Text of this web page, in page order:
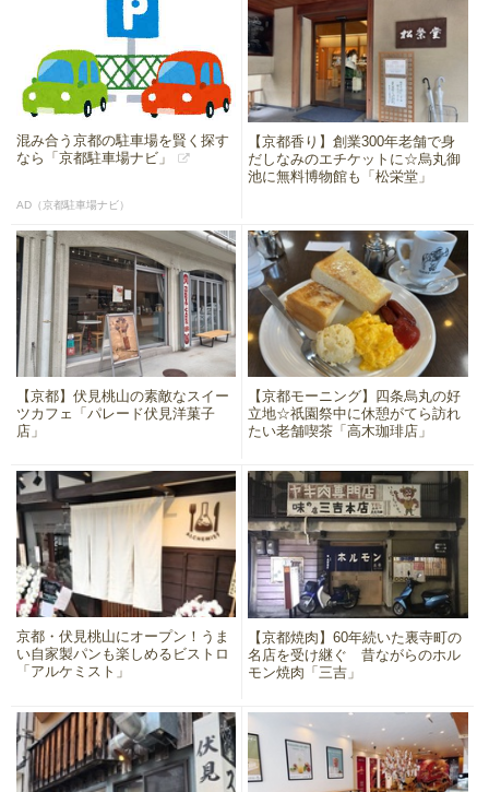
混み合う京都の駐車場を賢く探す
なら「京都駐車場ナビ」
AD（京都駐車場ナビ）
【京都香り】創業300年老舗で身
だしなみのエチケットに☆烏丸御
池に無料博物館も「松栄堂」
【京都】伏見桃山の素敵なスイー
ツカフェ「パレード伏見洋菓子
店」
【京都モーニング】四条烏丸の好
立地☆祇園祭中に休憩がてら訪れ
たい老舗喫茶「高木珈琲店」
京都・伏見桃山にオープン！うま
い自家製パンも楽しめるビストロ
「アルケミスト」
【京都焼肉】60年続いた裏寺町の
名店を受け継ぐ 昔ながらのホル
モン焼肉「三吉」